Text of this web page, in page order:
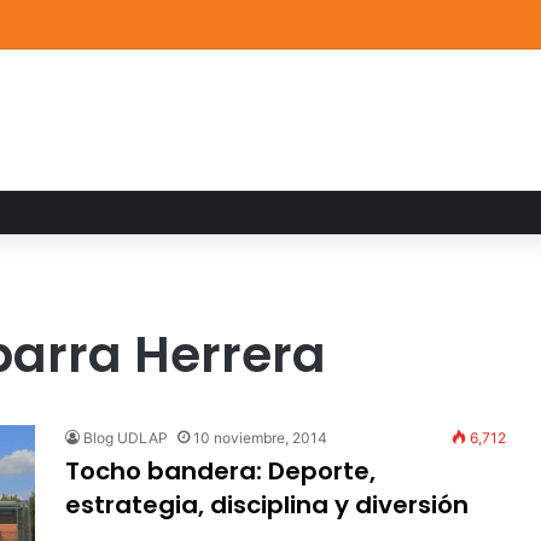
Herrera
Blog UDLAP 10 noviembre, 2014 6,712
Tocho bandera: Deporte,
estrategia, disciplina y diversión